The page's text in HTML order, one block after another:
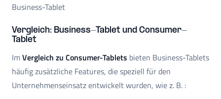
Business-Tablet
Vergleich: Business-Tablet und Consumer-
Tablet
ImVergleich zu Consumer-Tablets bieten Business-Tablets
häufig zusätzliche Features, die speziell für den
Unternehmenseinsatz entwickelt wurden, wie z. B. :